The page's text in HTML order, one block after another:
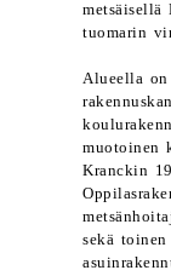
metsäisellä
tuomarin
Alueella
muotoinen
Kranckin
sekä